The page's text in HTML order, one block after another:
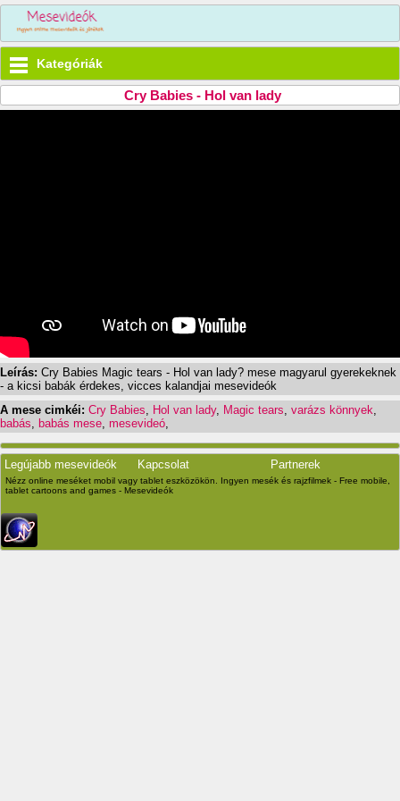
Kategóriák
Cry Babies - Hol van lady
Leírás: Cry Babies Magic tears - Hol van lady? mese magyarul gyerekeknek
- a kicsi babák érdekes, vicces kalandjai mesevideók
A mese cimkéi: Cry Babies Hol van lady, Magic tears varázs könnyek
babás babás mese mesevideó
Legújabb mesevideók Kapcsolat Partnerek
Nézz online meséket mobil vagy tablet eszközökön. Ingyen mesék és rajzfilmek - Free mobile,
tablet cartoons and games - Mesevideók